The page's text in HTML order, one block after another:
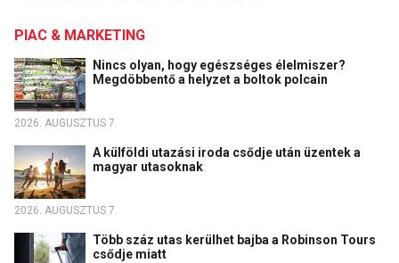
PIAC & MARKETING
Nincs olyan, hogy egészséges élelmiszer?
Megdöbbentő a helyzet a boltok polcain
2026. AUGUSZTUS 7.
A külföldi utazási iroda csődje után üzentek a
magyar utasoknak
2026. AUGUSZTUS 7.
Több száz utas kerülhet bajba a Robinson Tours
csődje miatt